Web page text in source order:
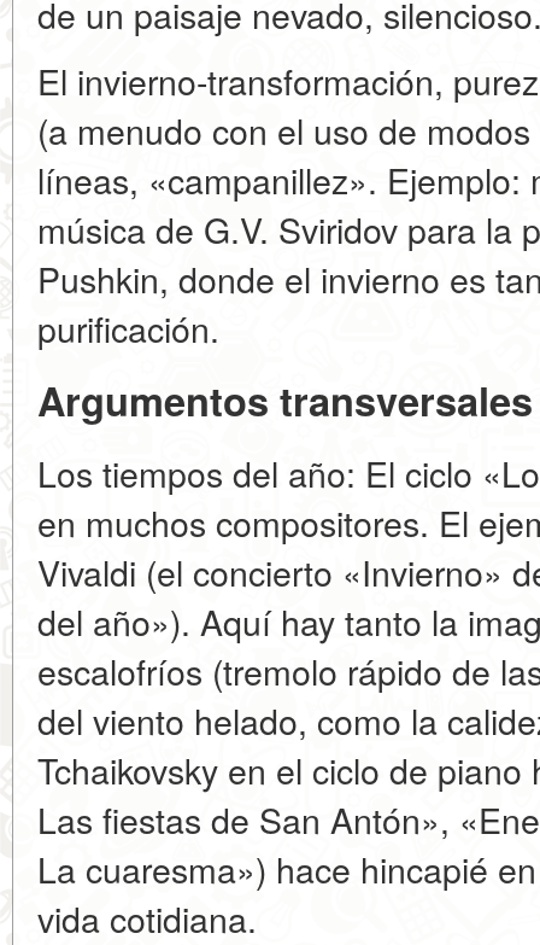
de un paisaje nevado,
El invierno-transformación,
(a menudo con el uso de
líneas, «campanillez». Ejemplo:
música de G.V. Sviridov para la
Pushkin, donde el invierno es
purificación.
Argumentos
Los tiempos del año: El ciclo
en muchos compositores. El
Vivaldi (el concierto «Invierno»
del año»). Aquí hay tanto la
escalofríos (tremolo rápido de
del viento helado, como la
Tchaikovsky en el ciclo de
Las fiestas de San Antón»,
La cuaresma») hace hincapié
vida cotidiana.